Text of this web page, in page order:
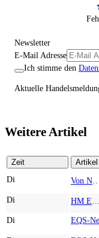
Newsletter
E-Mail Adresse
Ich stimme den
Aktuelle
Weitere Artikel
Zeit Artikel
Di
Di
Di